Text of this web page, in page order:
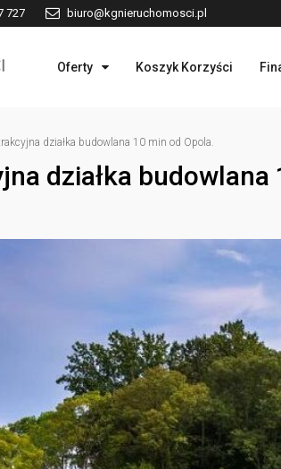
727 biuro@kgnieruchomosci.pl
Oferty Koszyk Korzyści
działka budowlana 10 min od Opola.
działka budowlana